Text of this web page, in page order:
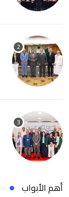
أهم الأبواب